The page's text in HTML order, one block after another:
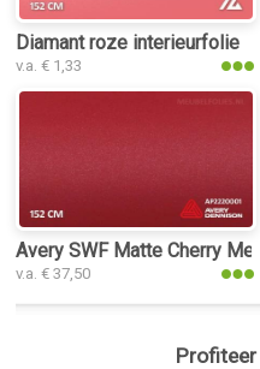
Diamant roze interieurfolie
v.a. € 1,33
Avery SWF Matte Cherry
v.a. € 37,50